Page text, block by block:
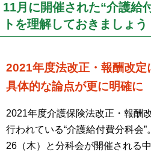
11月に開催された“介護給
トを理解しておきましょう
2021年度法改正・報酬改
具体的な論点が更に明確に
2021年度介護保険法改正・報酬
行われている“介護給付費分科会”。
26（木）と分科会が開催される